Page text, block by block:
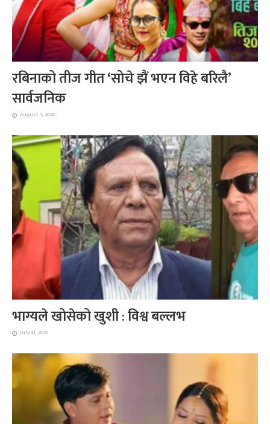
रबिनाको तीज गीत ‘सोचे झैं भएन विहे बरिलै’
सार्वजनिक
August 1, 2026
भाग्यले खोसेको खुशी : विश्व बल्लभ
July 31, 2026